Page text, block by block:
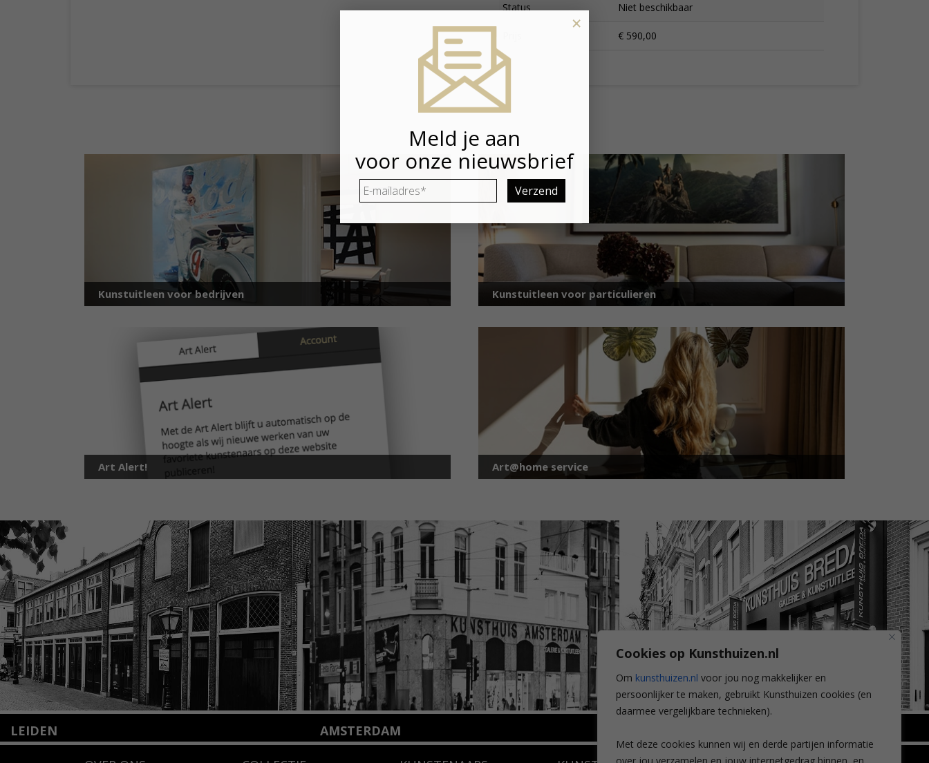
Cookies op Kunsthuizen.nl
Om kunsthuizen.nl voor jou nog makkelijker en
persoonlijker te maken, gebruikt Kunsthuizen cookies (en
daarmee vergelijkbare technieken).
Met deze cookies kunnen wij en derde partijen informatie
Status Niet beschikbaar
€ 590,00
Kunstuitleen voor bedrijven Kunstuitleen voor particulieren
Art Alert! Art@home service
LEIDEN AMSTERDAM
Wilhelminastraat 11
Meld je aan
voor onze nieuwsbrief
E-
mailadres *
×